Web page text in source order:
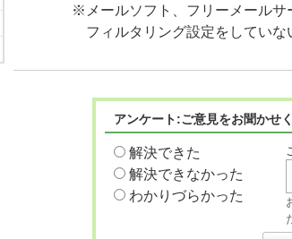
※メールソフト、フリーメールサ
フィルタリング設定をしていな
アンケート:ご意見をお聞かせ
解決できた
解決できなかった
わかりづらかった